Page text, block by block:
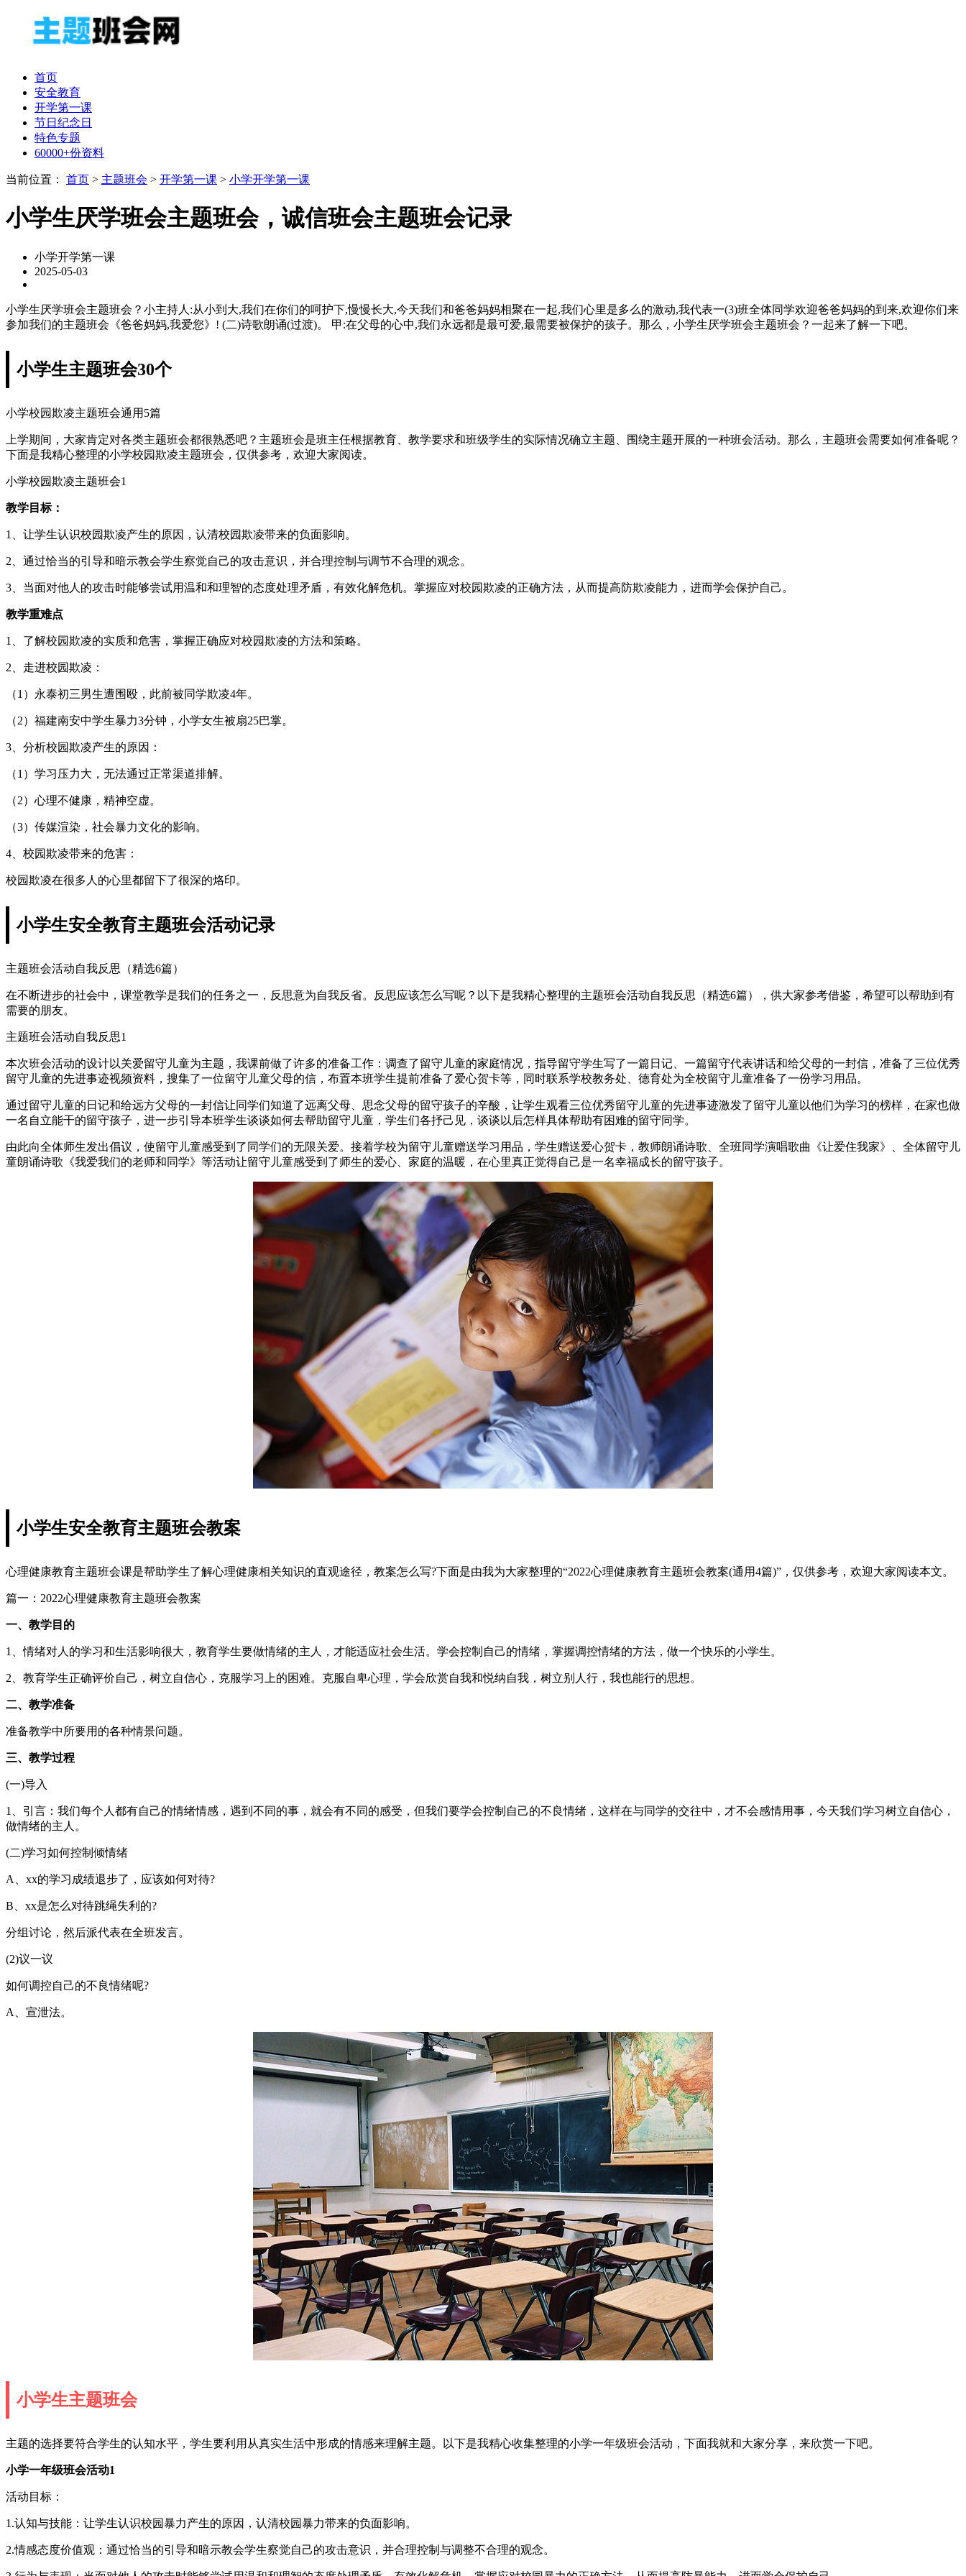
首页
安全教育
开学第一课
节日纪念日
特色专题
60000+份资料
当前位置： 首页 > 主题班会 > 开学第一课 > 小学开学第一课
小学生厌学班会主题班会，诚信班会主题班会记录
小学开学第一课
2025-05-03
小学生厌学班会主题班会？小主持人:从小到大,我们在你们的呵护下,慢慢长大,今天我们和爸爸妈妈相聚在一起,我们心里是多么的激动,我代表一(3)班全体同学欢迎爸爸妈妈的到来,欢迎你们来
参加我们的主题班会《爸爸妈妈,我爱您》! (二)诗歌朗诵(过渡)。 甲:在父母的心中,我们永远都是最可爱,最需要被保护的孩子。那么，小学生厌学班会主题班会？一起来了解一下吧。
小学生主题班会30个
小学校园欺凌主题班会通用5篇
上学期间，大家肯定对各类主题班会都很熟悉吧？主题班会是班主任根据教育、教学要求和班级学生的实际情况确立主题、围绕主题开展的一种班会活动。那么，主题班会需要如何准备呢？
下面是我精心整理的小学校园欺凌主题班会，仅供参考，欢迎大家阅读。
小学校园欺凌主题班会1
教学目标：
1、让学生认识校园欺凌产生的原因，认清校园欺凌带来的负面影响。
2、通过恰当的引导和暗示教会学生察觉自己的攻击意识，并合理控制与调节不合理的观念。
3、当面对他人的攻击时能够尝试用温和和理智的态度处理矛盾，有效化解危机。掌握应对校园欺凌的正确方法，从而提高防欺凌能力，进而学会保护自己。
教学重难点
1、了解校园欺凌的实质和危害，掌握正确应对校园欺凌的方法和策略。
2、走进校园欺凌：
（1）永泰初三男生遭围殴，此前被同学欺凌4年。
（2）福建南安中学生暴力3分钟，小学女生被扇25巴掌。
3、分析校园欺凌产生的原因：
（1）学习压力大，无法通过正常渠道排解。
（2）心理不健康，精神空虚。
（3）传媒渲染，社会暴力文化的影响。
4、校园欺凌带来的危害：
校园欺凌在很多人的心里都留下了很深的烙印。
小学生安全教育主题班会活动记录
主题班会活动自我反思（精选6篇）
在不断进步的社会中，课堂教学是我们的任务之一，反思意为自我反省。反思应该怎么写呢？以下是我精心整理的主题班会活动自我反思（精选6篇），供大家参考借鉴，希望可以帮助到有
需要的朋友。
主题班会活动自我反思1
本次班会活动的设计以关爱留守儿童为主题，我课前做了许多的准备工作：调查了留守儿童的家庭情况，指导留守学生写了一篇日记、一篇留守代表讲话和给父母的一封信，准备了三位优秀
留守儿童的先进事迹视频资料，搜集了一位留守儿童父母的信，布置本班学生提前准备了爱心贺卡等，同时联系学校教务处、德育处为全校留守儿童准备了一份学习用品。
通过留守儿童的日记和给远方父母的一封信让同学们知道了远离父母、思念父母的留守孩子的辛酸，让学生观看三位优秀留守儿童的先进事迹激发了留守儿童以他们为学习的榜样，在家也做
一名自立能干的留守孩子，进一步引导本班学生谈谈如何去帮助留守儿童，学生们各抒己见，谈谈以后怎样具体帮助有困难的留守同学。
由此向全体师生发出倡议，使留守儿童感受到了同学们的无限关爱。接着学校为留守儿童赠送学习用品，学生赠送爱心贺卡，教师朗诵诗歌、全班同学演唱歌曲《让爱住我家》、全体留守儿
童朗诵诗歌《我爱我们的老师和同学》等活动让留守儿童感受到了师生的爱心、家庭的温暖，在心里真正觉得自己是一名幸福成长的留守孩子。
小学生安全教育主题班会教案
心理健康教育主题班会课是帮助学生了解心理健康相关知识的直观途径，教案怎么写?下面是由我为大家整理的“2022心理健康教育主题班会教案(通用4篇)”，仅供参考，欢迎大家阅读本文。
篇一：2022心理健康教育主题班会教案
一、教学目的
1、情绪对人的学习和生活影响很大，教育学生要做情绪的主人，才能适应社会生活。学会控制自己的情绪，掌握调控情绪的方法，做一个快乐的小学生。
2、教育学生正确评价自己，树立自信心，克服学习上的困难。克服自卑心理，学会欣赏自我和悦纳自我，树立别人行，我也能行的思想。
二、教学准备
准备教学中所要用的各种情景问题。
三、教学过程
(一)导入
1、引言：我们每个人都有自己的情绪情感，遇到不同的事，就会有不同的感受，但我们要学会控制自己的不良情绪，这样在与同学的交往中，才不会感情用事，今天我们学习树立自信心，
做情绪的主人。
(二)学习如何控制倾情绪
A、xx的学习成绩退步了，应该如何对待?
B、xx是怎么对待跳绳失利的?
分组讨论，然后派代表在全班发言。
(2)议一议
如何调控自己的不良情绪呢?
A、宣泄法。
小学生主题班会
主题的选择要符合学生的认知水平，学生要利用从真实生活中形成的情感来理解主题。以下是我精心收集整理的小学一年级班会活动，下面我就和大家分享，来欣赏一下吧。
小学一年级班会活动1
活动目标：
1.认知与技能：让学生认识校园暴力产生的原因，认清校园暴力带来的负面影响。
2.情感态度价值观：通过恰当的引导和暗示教会学生察觉自己的攻击意识，并合理控制与调整不合理的观念。